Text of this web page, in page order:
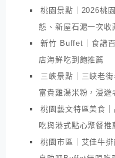
桃園景點｜2026桃
態、新屋石滬一次收
新竹 Buffet｜食譜
店海鮮吃到飽推薦
三峽景點｜三峽老
富貴雞湯米粉，漫遊
桃園藝文特區美食
吃與港式點心聚餐推
桃園市區｜艾佳牛